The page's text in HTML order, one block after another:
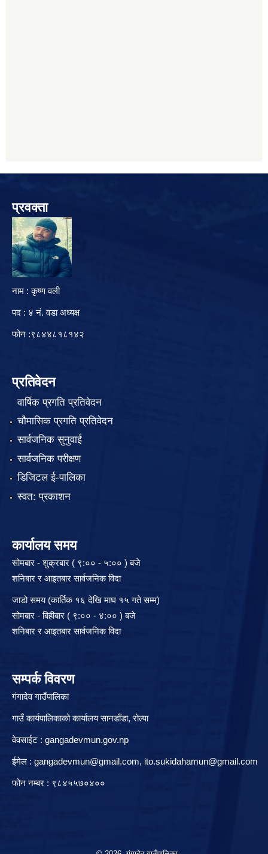
प्रवक्ता
नाम : कृष्ण वली
पद : ४ नं. वडा अध्यक्ष
फोन :९८४४८१८१४२
प्रतिवेदन
वार्षिक प्रगति प्रतिवेदन
चौमासिक प्रगति प्रतिवेदन
सार्वजनिक सुनुवाई
सार्वजनिक परीक्षण
डिजिटल ई-पालिका
स्वत: प्रकाशन
कार्यालय समय
सोमबार - शुक्रबार ( ९:०० - ५:०० ) बजे
शनिबार र आइतबार सार्वजनिक विदा
जाडो समय (कार्तिक १६ देखि माघ १५ गते सम्म)
सोमबार - बिहीबार ( ९:०० - ४:०० ) बजे
शनिबार र आइतबार सार्वजनिक विदा
सम्पर्क विवरण
गंगादेव गाउँपालिका
गाउँ कार्यपालिकाको कार्यालय सानडाँडा, रो‍‍ल्पा
वेवसाईट : gangadevmun.gov.np
ईमेल : gangadevmun@gmail.com, ito.sukidahamun@gmail.com
फोन नम्बर : ९८४५५७०४००